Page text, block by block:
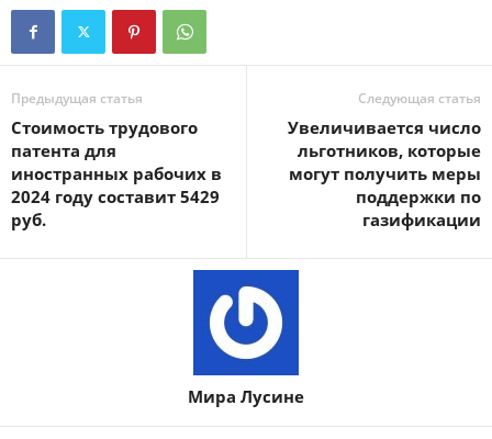
Предыдущая статья
Стоимость трудового
патента для
иностранных рабочих в
2024 году составит 5429
руб.
Следующая статья
Увеличивается число
льготников, которые
могут получить меры
поддержки по
газификации
Мира Лусине